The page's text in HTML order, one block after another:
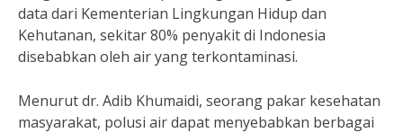
data dari Kementerian Lingkungan Hidup dan
Kehutanan, sekitar 80% penyakit di Indonesia
disebabkan oleh air yang terkontaminasi.
Menurut dr. Adib Khumaidi, seorang pakar kesehatan
masyarakat, polusi air dapat menyebabkan berbagai